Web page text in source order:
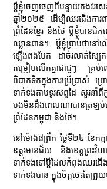
ប្តីខ្ញុំចេញចេញពីបន្ទាយកង
ឆ្នាំ២០២៥ ដើម្បីឈរជើងការ
ព្រំដែនខ្មែរ និងថៃ ប្តីខ្ញុំបាន
ឈ្លានពាន។ ប្តីខ្ញុំប្រាប់ថានៅល
ឡើងពងបែក ដាច់រលាត់ស្បែ
តម្រៀបលើកគ្នាជាជួៗ គ្រ
ពិបាកទឹកក្នុងការប្រើប្រាស់ ព្
ទាក់ទងតាមទូរសព្ទដៃ សួរនាំ
បងមិនដឹងពេលណាបានត្រឡប់
ព្រំដែនកម្ពុជា និងថៃ។
នៅម៉ោង៨ព្រឹក ថ្ងៃទី២៤ ខែកក្ក
ឧត្តរមានជ័យ និងខេត្តព្រះវិ
ទាក់ទងទៅប្តីដែលកំពុងឈរជើ
ទាក់ទងបាន ក្នុងចិត្តចេះតែ